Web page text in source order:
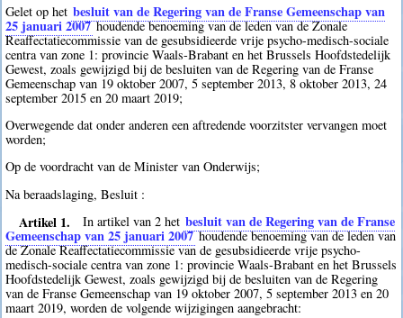
Gelet op het besluit van de Regering van de Franse Gemeenschap van
25 januari 2007houdende benoeming van de leden van de Zonale
Reaffectatiecommissie van de gesubsidieerde vrije psycho-medisch-sociale
centra van zone 1: provincie Waals-Brabant en het Brussels Hoofdstedelijk
Gewest, zoals gewijzigd bij de besluiten van de Regering van de Franse
Gemeenschap van 19 oktober 2007, 5 september 2013, 8 oktober 2013, 24
september 2015 en 20 maart 2019;
Overwegende dat onder anderen een aftredende voorzitster vervangen moet
worden;
Op de voordracht van de Minister van Onderwijs;
Na beraadslaging, Besluit :
Artikel 1. In artikel van 2 het besluit van de Regering van de Franse
Gemeenschap van 25 januari 2007houdende benoeming van de leden van
de Zonale Reaffectatiecommissie van de gesubsidieerde vrije psycho-
medisch-sociale centra van zone 1: provincie Waals-Brabant en het Brussels
Hoofdstedelijk Gewest, zoals gewijzigd bij de besluiten van de Regering
van de Franse Gemeenschap van 19 oktober 2007, 5 september 2013 en 20
maart 2019, worden de volgende wijzigingen aangebracht: